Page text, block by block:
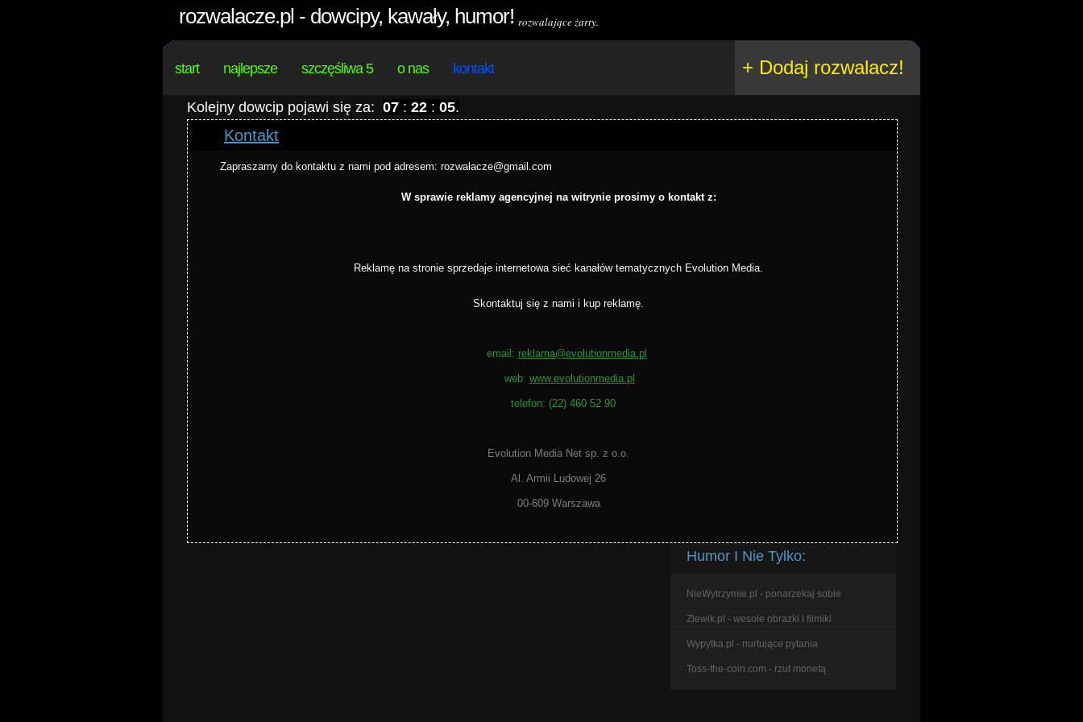
rozwalacze.pl - dowcipy, kawały, humor! rozwalające żarty.
start najlepsze szczęśliwa 5 o nas kontakt + Dodaj rozwalacz!
Kolejny dowcip pojawi się za: 07 : 22 : 05.
Kontakt
Zapraszamy do kontaktu z nami pod adresem: rozwalacze@gmail.com
W sprawie reklamy agencyjnej na witrynie prosimy o kontakt z:
Reklamę na stronie sprzedaje internetowa sieć kanałów tematycznych Evolution Media.
Skontaktuj się z nami i kup reklamę.
email: reklama@evolutionmedia.pl
web: www.evolutionmedia.pl
telefon: (22) 460 52 90
Evolution Media Net sp. z o.o.
Al. Armii Ludowej 26
00-609 Warszawa
Humor I Nie Tylko:
NieWytrzymie.pl - ponarzekaj sobie
Zlewik.pl - wesołe obrazki i filmiki
Wypytka.pl - nurtujące pytania
Toss-the-coin.com - rzut monetą